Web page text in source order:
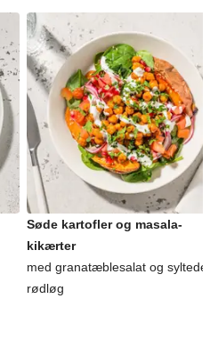
Søde kartofler og masala-
kikærter
med granatæblesalat og syltede
rødløg